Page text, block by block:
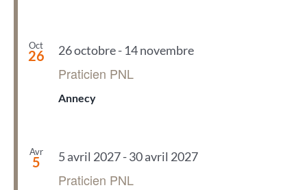
Oct
26 26 octobre- 14 novembre
Praticien PNL
Annecy
Avr
5 5 avril 2027-30 avril 2027
Praticien PNL